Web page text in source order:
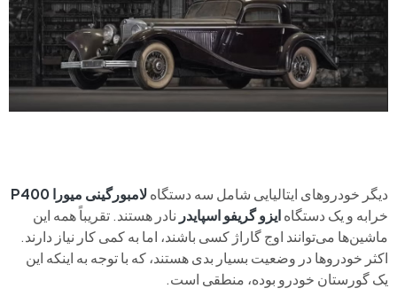
دیگر خودروهای ایتالیایی شامل سه دستگاهلامبورگینی میورا P400
خرابه و یک دستگاهایزو گریفو اسپایدر نادر هستند. تقریباً همه این
ماشین‌ها می‌توانند اوج گاراژ کسی باشند، اما به کمی کار نیاز دارند.
اکثر خودروها در وضعیت بسیار بدی هستند، که با توجه به اینکه این
یک گورستان خودرو بوده، منطقی است.